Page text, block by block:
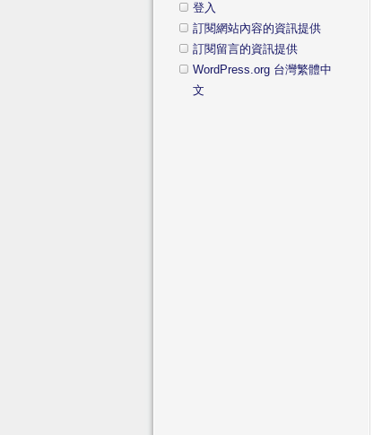
登入
訂閱網站內容的資訊提供
訂閱留言的資訊提供
WordPress.org 台灣繁體中
文